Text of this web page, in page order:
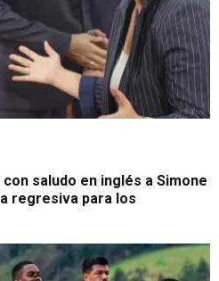
saludo en inglés a Simone
regresiva para los